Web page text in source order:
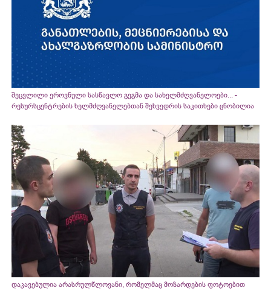
შეცვლილი ეროვნული სასწავლო გეგმა და სახელმძღვანელოები... -
რესურსცენტრების ხელმძღვანელებთან შეხვედრის საკითხები ცნობილია
დაკავებულია არასრულწლოვანი, რომელმაც მოზარდების ფოტოებით